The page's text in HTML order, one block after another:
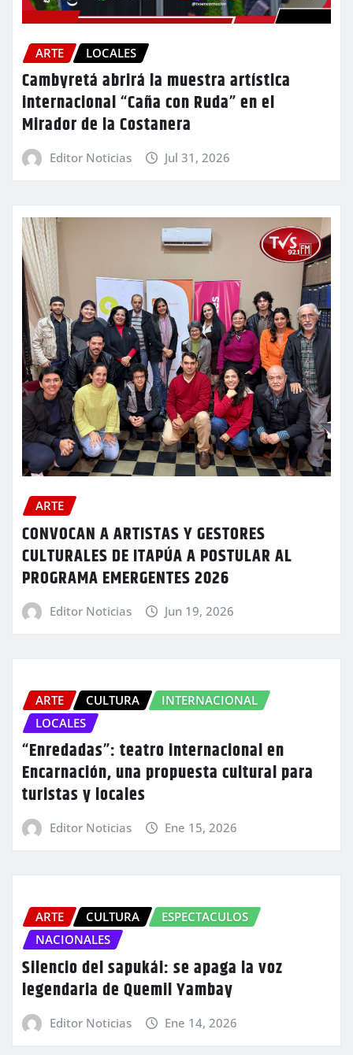
ARTE LOCALES
Cambyretá abrirá la muestra artística
internacional “Caña con Ruda” en el
Mirador de la Costanera
Editor Noticias Jul 31, 2026
ARTE
CONVOCAN A ARTISTAS Y GESTORES
CULTURALES DE ITAPÚA A POSTULAR AL
PROGRAMA EMERGENTES 2026
Editor Noticias Jun 19, 2026
ARTE CULTURA
INTERNACIONAL
LOCALES
“Enredadas”: teatro internacional en
Encarnación, una propuesta cultural para
turistas y locales
Editor Noticias Ene 15, 2026
ARTE CULTURA
ESPECTACULOS
NACIONALES
Silencio del sapukái: se apaga la voz
legendaria de Quemil Yambay
Editor Noticias Ene 14, 2026